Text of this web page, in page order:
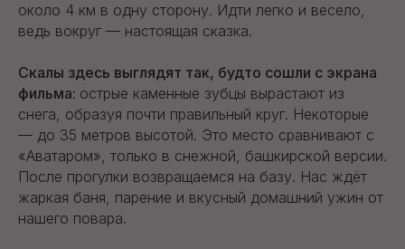
около 4 км в одну сторону. Идти легко и весело,
ведь вокруг — настоящая сказка.
Скалы здесь выглядят так, будто сошли с экрана
фильма: острые каменные зубцы вырастают из
снега, образуя почти правильный круг. Некоторые
— до 35 метров высотой. Это место сравнивают с
«Аватаром», только в снежной, башкирской версии.
После прогулки возвращаемся на базу. Нас ждёт
жаркая баня, парение и вкусный домашний ужин от
нашего повара.